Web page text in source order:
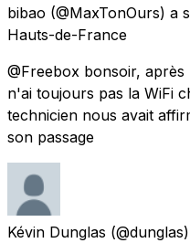
bibao (@MaxTonOurs) a
Hauts-de-France
@Freebox bonsoir,
n'ai toujours pas la WiFi
technicien nous avait
son passage
Kévin Dunglas